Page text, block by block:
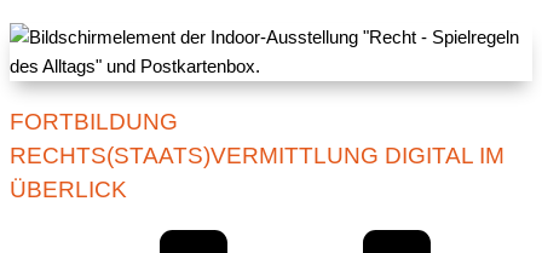
FORTBILDUNG
RECHTS(STAATS)VERMITTLUNG DIGITAL IM
ÜBERLICK